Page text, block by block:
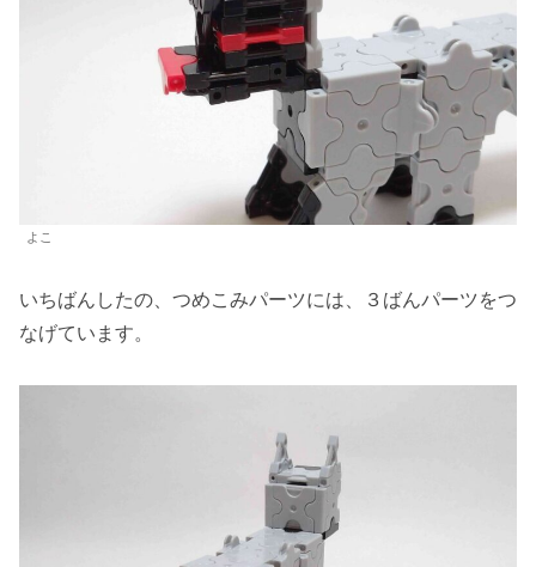
よこ
いちばんしたの、つめこみパーツには、３ばんパーツをつ
なげています。